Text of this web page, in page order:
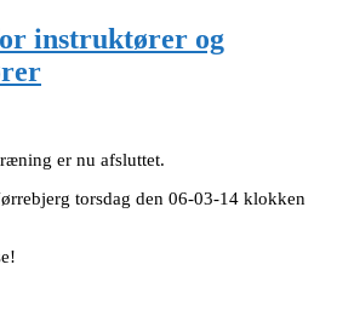
instruktører og
er nu afsluttet.
torsdag den 06-03-14 klokken